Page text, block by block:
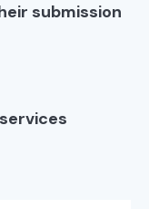
submission